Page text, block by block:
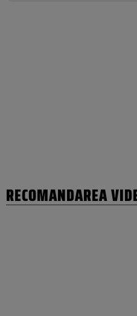
RECOMANDAREA